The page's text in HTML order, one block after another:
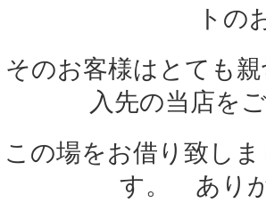
トの
そのお客様はとても
入先の当店を
この場をお借り致し
す。 あり